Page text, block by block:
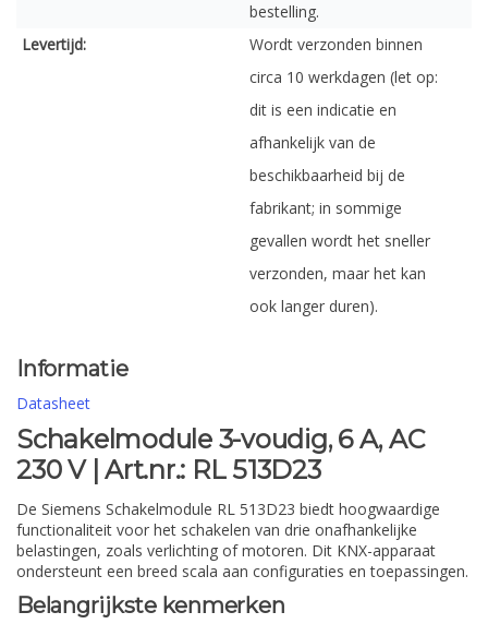
bestelling.
Levertijd:
Wordt verzonden binnen
circa 10 werkdagen (let op:
dit is een indicatie en
afhankelijk van de
beschikbaarheid bij de
fabrikant; in sommige
gevallen wordt het sneller
verzonden, maar het kan
ook langer duren).
Informatie
Datasheet
Schakelmodule 3-voudig, 6 A, AC
230 V | Art.nr.: RL 513D23
De Siemens Schakelmodule RL 513D23 biedt hoogwaardige
functionaliteit voor het schakelen van drie onafhankelijke
belastingen, zoals verlichting of motoren. Dit KNX-apparaat
ondersteunt een breed scala aan configuraties en toepassingen.
Belangrijkste kenmerken